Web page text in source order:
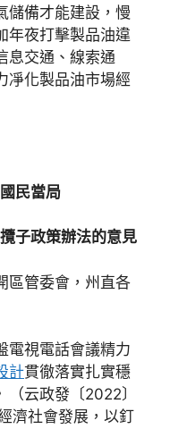
儲備才能建設，慢
年夜打擊製品油違
息交通、線索通
凈化製品油市場經
民當局
子政策辦法的意見
區管委會，州直各
電視電話會議精力
計貫徹落實扎實穩
云政發〔2022〕
濟社會發展，以釘